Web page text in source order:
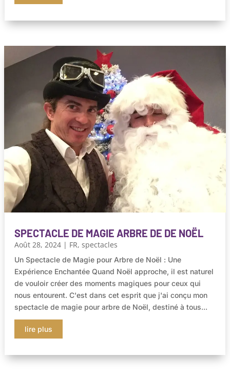
SPECTACLE DE MAGIE ARBRE DE DE NOËL
Août 28, 2024| FR, spectacles
Un Spectacle de Magie pour Arbre de Noël : Une
Expérience Enchantée Quand Noël approche, il est naturel
de vouloir créer des moments magiques pour ceux qui
nous entourent. C'est dans cet esprit que j'ai conçu mon
spectacle de magie pour arbre de Noël, destiné à tous...
lire plus